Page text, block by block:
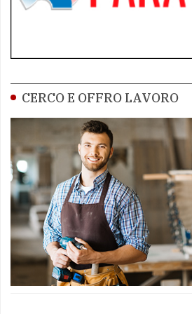
CERCO E OFFRO LAVORO